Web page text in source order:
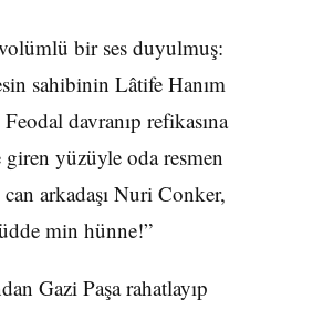
bir ses duyulmuş:
sahibinin Lâtife Hanım
davranıp refikasına
giren yüzüyle oda resmen
arkadaşı Nuri Conker,
min hünne!”
Gazi Paşa rahatlayıp